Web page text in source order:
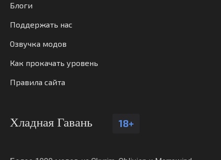
Блоги
Поддержать нас
Озвучка модов
Как прокачать уровень
Правила сайта
Хладная Гавань 18+